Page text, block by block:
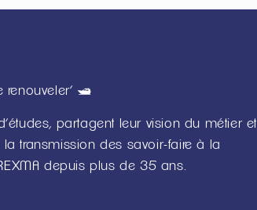
renouveler’ 🛥️
partagent leur vision du métier et
transmission des savoir-faire à la
depuis plus de 35 ans.